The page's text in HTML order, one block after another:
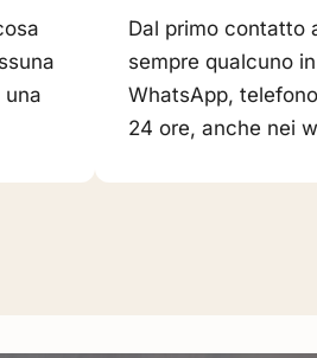
una
Dal primo contatto
sempre qualcuno
WhatsApp,
24 ore, anche nei